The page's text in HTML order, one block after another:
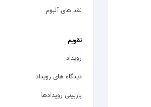
نقد های آلبوم
تقویم
رویداد
دیدگاه های رویداد
بازبینی رویدادها